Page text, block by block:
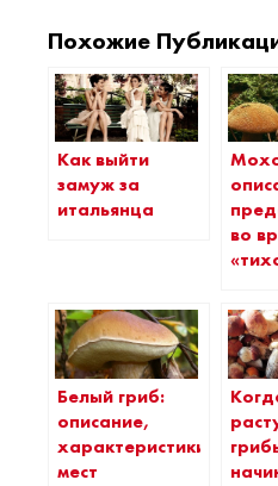
Похожие
Как выйти
замуж за
итальянца
во
Белый гриб:
описание,
характеристики
мест